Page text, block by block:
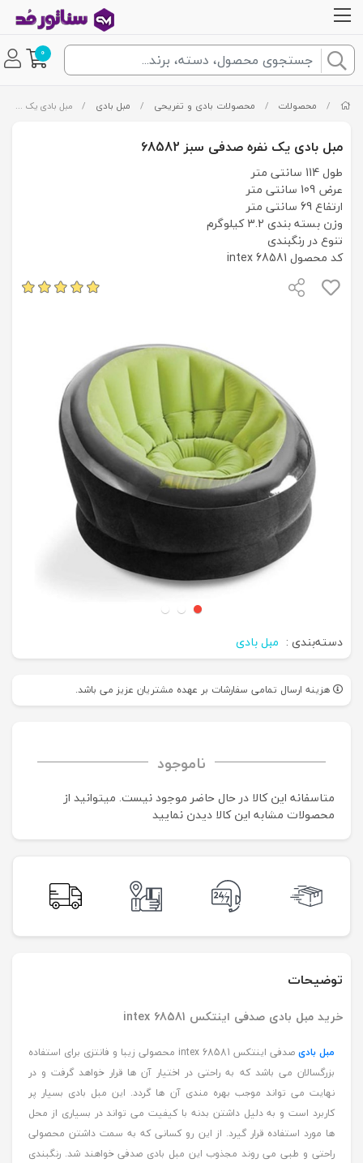
0
/ محصولات / محصولات بادی و تفریحی / مبل بادی / مبل بادی یک نفره صدفی سبز 68582
مبل بادی یک نفره صدفی سبز 68582
طول 114 سانتی متر
عرض 109 سانتی متر
ارتفاع 69 سانتی متر
وزن بسته بندی 3.2 کیلوگرم
تنوع در رنگبندی
کد محصول intex 68581
دسته‌بندی : مبل بادی
هزینه ارسال تمامی سفارشات بر عهده مشتریان عزیز می باشد.
ناموجود
متاسفانه این کالا در حال حاضر موجود نیست. می‍توانید از
محصولات مشابه این کالا دیدن نمایید
توضیحات
خرید مبل بادی صدفی اینتکس intex 68581
مبل بادی
صدفی اینتکس intex 68581 محصولی زیبا و فانتزی برای استفاده
بزرگسالان می باشد که به راحتی در اختیار آن ها قرار خواهد گرفت و در
نهایت می تواند موجب بهره مندی آن ها گردد. این مبل بادی بسیار پر
کاربرد است و به دلیل داشتن بدنه با کیفیت می تواند در بسیاری از محل
ها مورد استفاده قرار گیرد. از این رو کسانی که به سمت داشتن محصولی
راحتی و طبی می روند مجذوب این مبل بادی صدفی خواهند شد. رنگبندی